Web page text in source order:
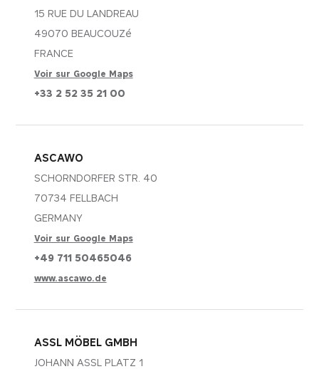
15 RUE DU LANDREAU
49070 BEAUCOUZé
FRANCE
Voir sur Google Maps
+33 2 52 35 21 00
ASCAWO
SCHORNDORFER STR. 40
70734 FELLBACH
GERMANY
Voir sur Google Maps
+49 711 50465046
www.ascawo.de
ASSL MÖBEL GMBH
JOHANN ASSL PLATZ 1